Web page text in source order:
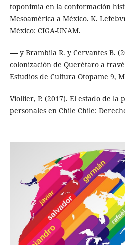
toponimia en la conformación
Mesoamérica a México. K.
México: CIGA-UNAM.
---- y Brambila R. y Cervantes B.
colonización de Querétaro a
Estudios de Cultura Otopame 9,
Viollier, P. (2017). El estado de la
personales en Chile Chile: